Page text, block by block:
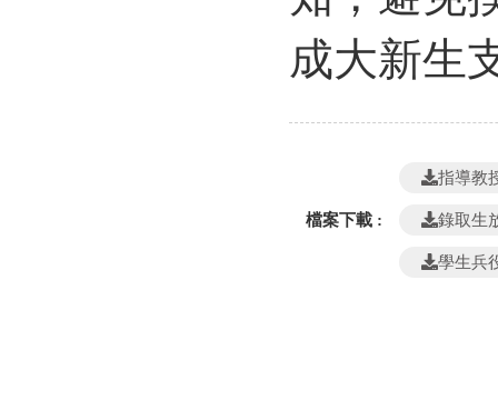
成大新生
檔案下載 :
指導教
錄取生
學生兵